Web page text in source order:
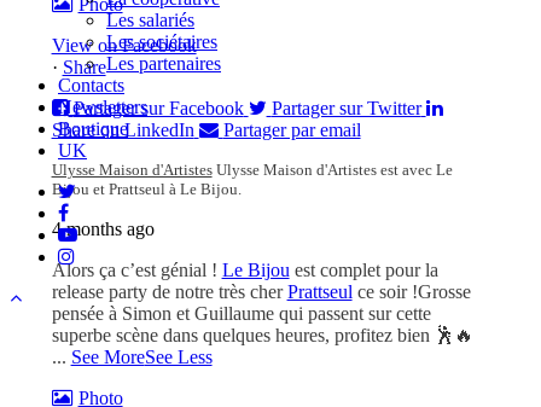
Photo
View on Facebook
· Share
Partager sur Facebook
Partager sur Twitter
Share on LinkedIn
Partager par email
Ulysse Maison d'Artistes Ulysse Maison d'Artistes est avec Le
Bijou et Prattseul à Le Bijou.
4 months ago
Alors ça c’est génial ! Le Bijou est complet pour la
release party de notre très cherPrattseul ce soir !Grosse
pensée à Simon et Guillaume qui passent sur cette
superbe scène dans quelques heures, profitez bien 🕺🔥
... See MoreSee Less
Photo
Les salariés
Les sociétaires
Les partenaires
Contacts
Newsletters
Boutique
UK
twitter
facebook
youtube
instagram